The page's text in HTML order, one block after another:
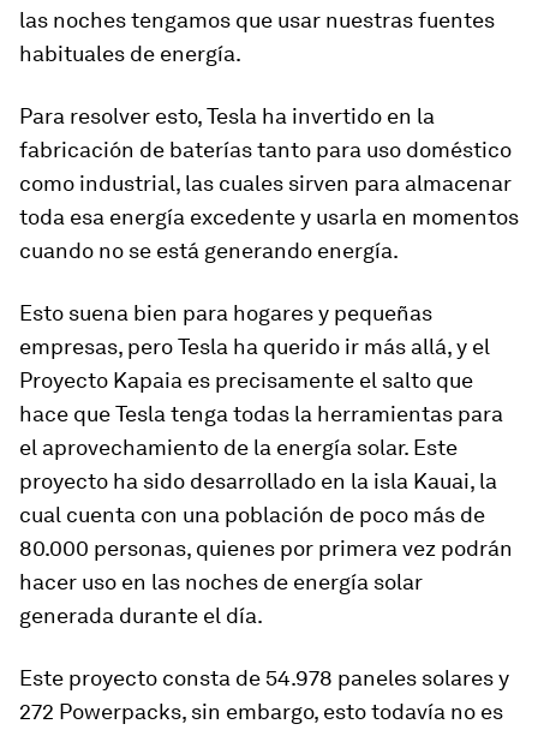
las noches tengamos que usar nuestras fuentes
habituales de energía.
Para resolver esto, Tesla ha invertido en la
fabricación de baterías tanto para uso doméstico
como industrial, las cuales sirven para almacenar
toda esa energía excedente y usarla en momentos
cuando no se está generando energía.
Esto suena bien para hogares y pequeñas
empresas, pero Tesla ha querido ir más allá, y el
Proyecto Kapaia es precisamente el salto que
hace que Tesla tenga todas la herramientas para
el aprovechamiento de la energía solar. Este
proyecto ha sido desarrollado en la isla Kauai, la
cual cuenta con una población de poco más de
80.000 personas, quienes por primera vez podrán
hacer uso en las noches de energía solar
generada durante el día.
Este proyecto consta de 54.978 paneles solares y
272 Powerpacks, sin embargo, esto todavía no es